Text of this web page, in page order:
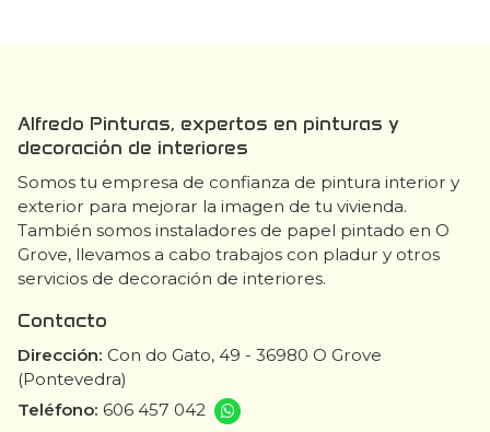
Alfredo Pinturas, expertos en pinturas y
decoración de interiores
Somos tu empresa de confianza de pintura interior y
exterior para mejorar la imagen de tu vivienda.
También somos instaladores de papel pintado en O
Grove, llevamos a cabo trabajos con pladur y otros
servicios de decoración de interiores.
Contacto
Dirección: Con do Gato, 49 - 36980 O Grove
(Pontevedra)
Teléfono: 606 457 042